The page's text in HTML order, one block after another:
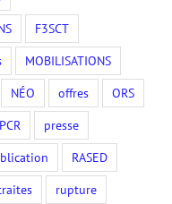
F3SCT
MOBILISATIONS
NÉO offres
ORS
presse
RASED